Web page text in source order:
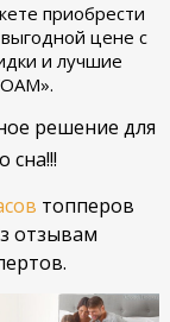
приобрести
цене с
и лучшие
решение для
сна!!!
топперов
отзывам